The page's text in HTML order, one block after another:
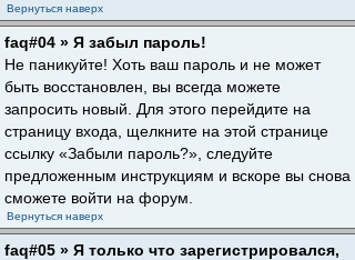
Вернуться наверх
faq#04 » Я забыл пароль!
Не паникуйте! Хоть ваш пароль и не может
быть восстановлен, вы всегда можете
запросить новый. Для этого перейдите на
страницу входа, щелкните на этой странице
ссылку «Забыли пароль?», следуйте
предложенным инструкциям и вскоре вы снова
сможете войти на форум.
Вернуться наверх
faq#05 » Я только что зарегистрировался,